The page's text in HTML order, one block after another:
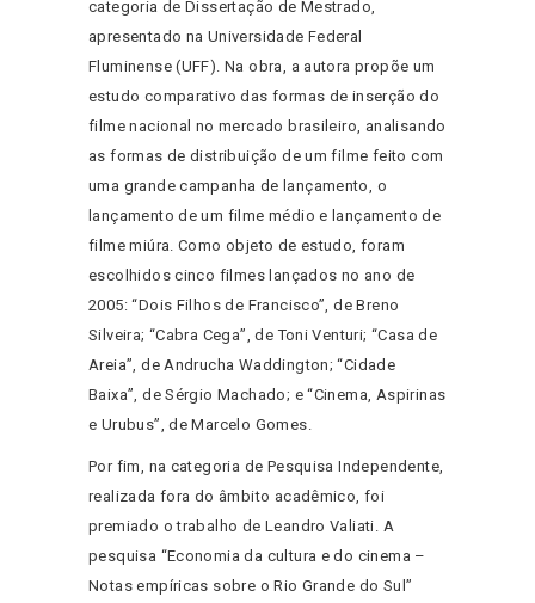
categoria de Dissertação de Mestrado,
apresentado na Universidade Federal
Fluminense (UFF). Na obra, a autora propõe um
estudo comparativo das formas de inserção do
filme nacional no mercado brasileiro, analisando
as formas de distribuição de um filme feito com
uma grande campanha de lançamento, o
lançamento de um filme médio e lançamento de
filme miúra. Como objeto de estudo, foram
escolhidos cinco filmes lançados no ano de
2005: “Dois Filhos de Francisco”, de Breno
Silveira; “Cabra Cega”, de Toni Venturi; “Casa de
Areia”, de Andrucha Waddington; “Cidade
Baixa”, de Sérgio Machado; e “Cinema, Aspirinas
e Urubus”, de Marcelo Gomes.
Por fim, na categoria de Pesquisa Independente,
realizada fora do âmbito acadêmico, foi
premiado o trabalho de Leandro Valiati. A
pesquisa “Economia da cultura e do cinema –
Notas empíricas sobre o Rio Grande do Sul”